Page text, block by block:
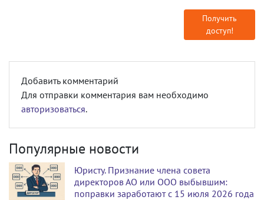
Получить
доступ!
Добавить комментарий
Для отправки комментария вам необходимо
авторизоваться.
Популярные новости
Юристу. Признание члена совета
директоров АО или ООО выбывшим:
поправки заработают с 15 июля 2026 года